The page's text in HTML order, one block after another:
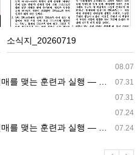
소식지_20260719
08.07
07.31
실행 ― 교회생활을 가정으로 가져감
07.31
07.24
07.24
실행 ― 새 길 실행의 필요성과 전망